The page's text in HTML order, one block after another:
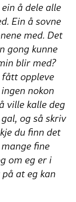
å dele alle
Ein å sovne
med. Det
gong kunne
blir med?
oppleve
nokon
ville kalle deg
og så skriv
du finn det
fine
om eg er i
at eg kan